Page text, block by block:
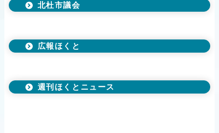
北杜市議会
広報ほくと
週刊ほくとニュース